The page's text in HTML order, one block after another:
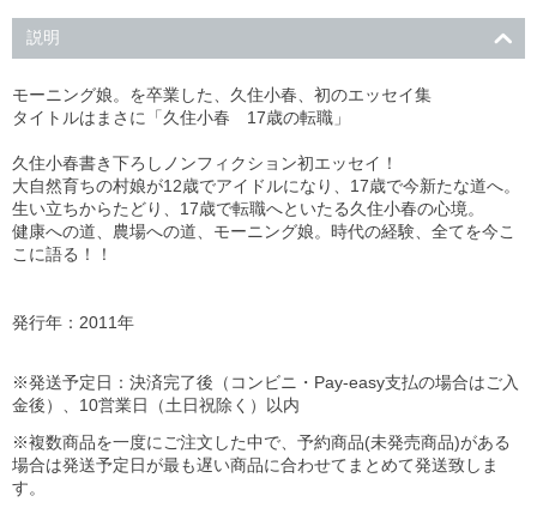
説明
モーニング娘。を卒業した、久住小春、初のエッセイ集
タイトルはまさに「久住小春 17歳の転職」
久住小春書き下ろしノンフィクション初エッセイ！
大自然育ちの村娘が12歳でアイドルになり、17歳で今新たな道へ。
生い立ちからたどり、17歳で転職へといたる久住小春の心境。
健康への道、農場への道、モーニング娘。時代の経験、全てを今こ
こに語る！！
発行年：2011年
※発送予定日：決済完了後（コンビニ・Pay-easy支払の場合はご入
金後）、10営業日（土日祝除く）以内
※複数商品を一度にご注文した中で、予約商品(未発売商品)がある
場合は発送予定日が最も遅い商品に合わせてまとめて発送致しま
す。